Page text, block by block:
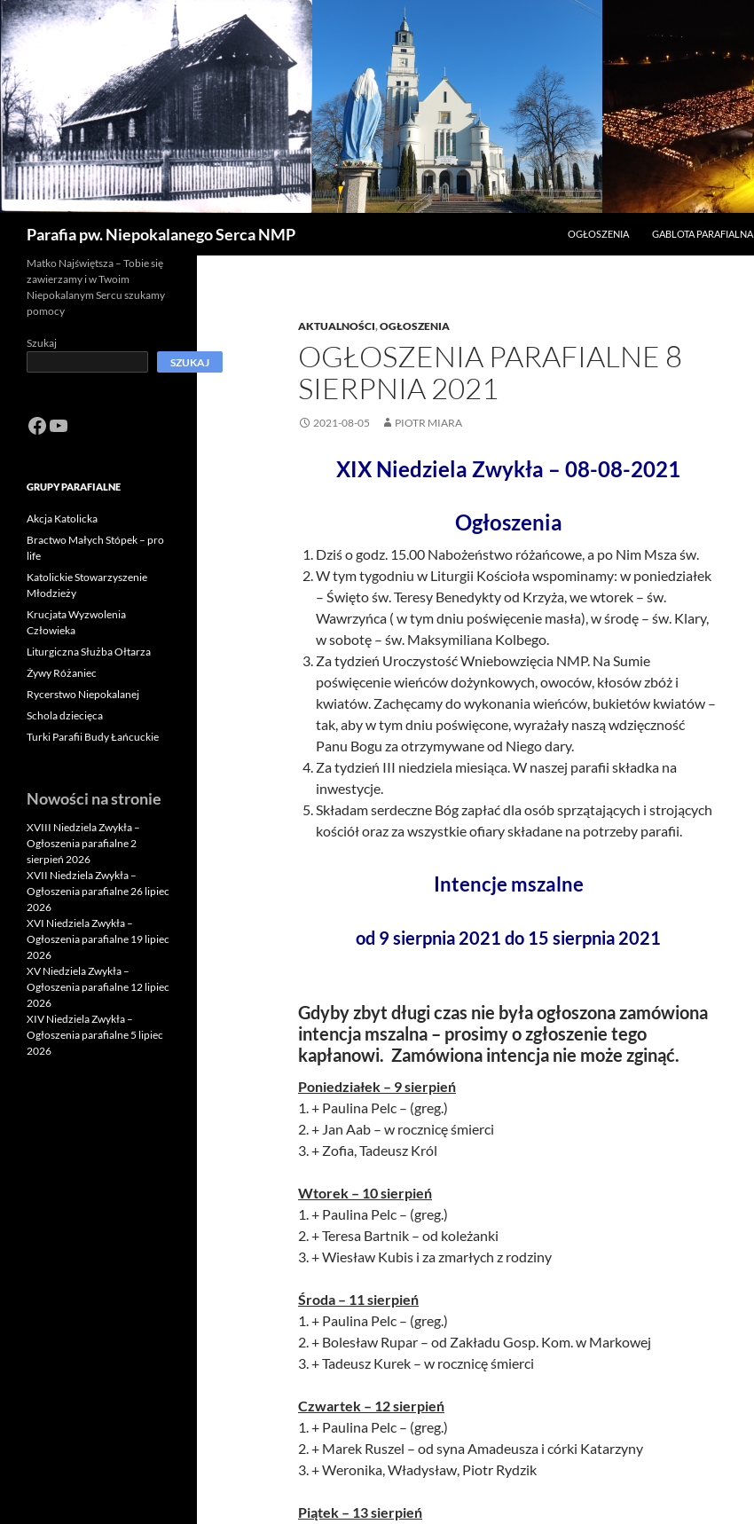
Parafia pw. Niepokalanego Serca NMP
OGŁOSZENIA
GABLOTA PARAFIALNA
AKTUALNOŚCI,OGŁOSZENIA
OGŁOSZENIA PARAFIALNE 8
SIERPNIA 2021
2021-08-05 PIOTR MIARA
XIX Niedziela Zwykła – 08-08-2021
Ogłoszenia
Dziś o godz. 15.00 Nabożeństwo różańcowe, a po Nim Msza św.
W tym tygodniu w Liturgii Kościoła wspominamy: w poniedziałek
– Święto św. Teresy Benedykty od Krzyża, we wtorek – św.
Wawrzyńca ( w tym dniu poświęcenie masła), w środę – św. Klary,
w sobotę – św. Maksymiliana Kolbego.
Za tydzień Uroczystość Wniebowzięcia NMP. Na Sumie
poświęcenie wieńców dożynkowych, owoców, kłosów zbóż i
kwiatów. Zachęcamy do wykonania wieńców, bukietów kwiatów –
tak, aby w tym dniu poświęcone, wyrażały naszą wdzięczność
Panu Bogu za otrzymywane od Niego dary.
Za tydzień III niedziela miesiąca. W naszej parafii składka na
inwestycje.
Składam serdeczne Bóg zapłać dla osób sprzątających i strojących
kościół oraz za wszystkie ofiary składane na potrzeby parafii.
Intencje mszalne
od 9 sierpnia 2021 do 15 sierpnia 2021
Gdyby zbyt długi czas nie była ogłoszona zamówiona
intencja mszalna – prosimy o zgłoszenie tego
kapłanowi. Zamówiona intencja nie może zginąć.
Poniedziałek – 9 sierpień
1. + Paulina Pelc – (greg.)
2. + Jan Aab – w rocznicę śmierci
3. + Zofia, Tadeusz Król
Wtorek – 10 sierpień
1. + Paulina Pelc – (greg.)
2. + Teresa Bartnik – od koleżanki
3. + Wiesław Kubis i za zmarłych z rodziny
Środa – 11 sierpień
1. + Paulina Pelc – (greg.)
2. + Bolesław Rupar – od Zakładu Gosp. Kom. w Markowej
3. + Tadeusz Kurek – w rocznicę śmierci
Czwartek – 12 sierpień
1. + Paulina Pelc – (greg.)
2. + Marek Ruszel – od syna Amadeusza i córki Katarzyny
3. + Weronika, Władysław, Piotr Rydzik
Piątek – 13 sierpień
Matko Najświętsza – Tobie się
zawierzamy i w Twoim
Niepokalanym Sercu szukamy
pomocy
Szukaj
SZUKAJ
Facebook
https://www.youtube.com/channel/UCeN8ciSo_a79igwmwNXx2qw
GRUPY PARAFIALNE
Akcja Katolicka
Bractwo Małych Stópek – pro
life
Katolickie Stowarzyszenie
Młodzieży
Krucjata Wyzwolenia
Człowieka
Liturgiczna Służba Ołtarza
Żywy Różaniec
Rycerstwo Niepokalanej
Schola dziecięca
Turki Parafii Budy Łańcuckie
Nowości na stronie
XVIII Niedziela Zwykła –
Ogłoszenia parafialne 2
sierpień 2026
XVII Niedziela Zwykła –
Ogłoszenia parafialne 26 lipiec
2026
XVI Niedziela Zwykła –
Ogłoszenia parafialne 19 lipiec
2026
XV Niedziela Zwykła –
Ogłoszenia parafialne 12 lipiec
2026
XIV Niedziela Zwykła –
Ogłoszenia parafialne 5 lipiec
2026